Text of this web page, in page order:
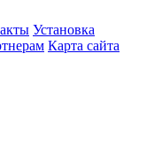
Установка
Карта сайта